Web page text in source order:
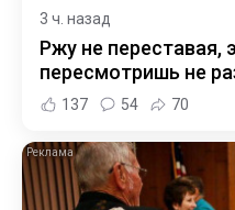
3 ч. назад
Ржу не переставая,
пересмотришь не
137 54 70